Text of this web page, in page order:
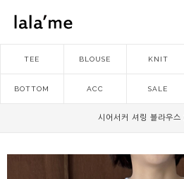
TEE BLOUSE KNIT
BOTTOM ACC SALE
시어서커 셔링 블라우